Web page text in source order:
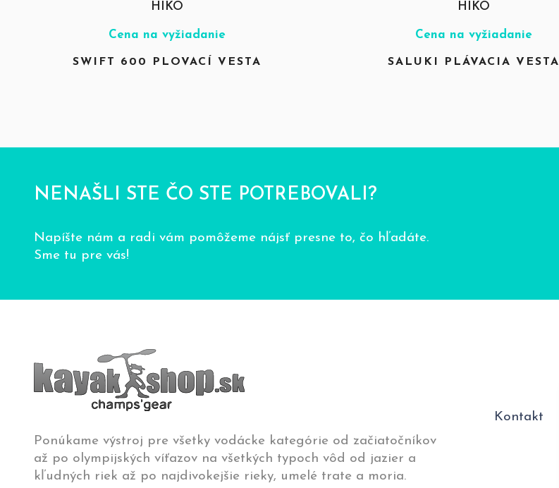
HIKO
Cena na vyžiadanie
SWIFT 600 PLOVACÍ VESTA
HIKO
Cena na vyžiadanie
SALUKI PLÁVACIA VESTA
NENAŠLI STE ČO STE POTREBOVALI?
Napíšte nám a radi vám pomôžeme nájsť presne to, čo hľadáte.
Sme tu pre vás!
Ponúkame výstroj pre všetky vodácke kategórie od začiatočníkov
až po olympijských víťazov na všetkých typoch vôd od jazier a
kľudných riek až po najdivokejšie rieky, umelé trate a moria.
Kontakt